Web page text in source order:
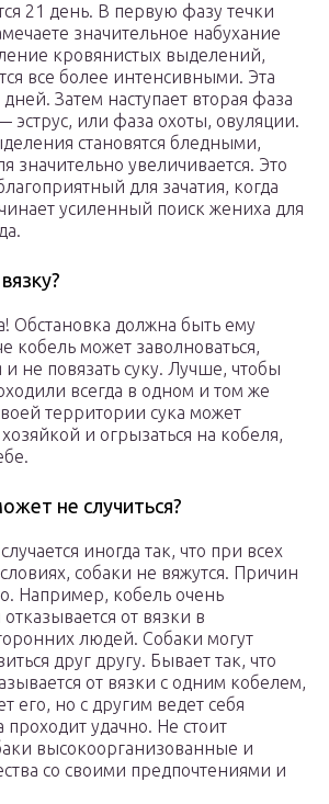
21 день. В первую фазу течки
значительное набухание
кровянистых выделений,
все более интенсивными. Эта
Затем наступает вторая фаза
эструс, или фаза охоты, овуляции.
становятся бледными,
значительно увеличивается. Это
для зачатия, когда
усиленный поиск жениха для
Обстановка должна быть ему
кобель может заволноваться,
и не повязать суку. Лучше, чтобы
всегда в одном и том же
территории сука может
хозяйкой и огрызаться на кобеля,
не случиться?
иногда так, что при всех
собаки не вяжутся. Причин
Например, кобель очень
от вязки в
людей. Собаки могут
друг другу. Бывает так, что
от вязки с одним кобелем,
его, но с другим ведет себя
проходит удачно. Не стоит
высокоорганизованные и
со своими предпочтениями и